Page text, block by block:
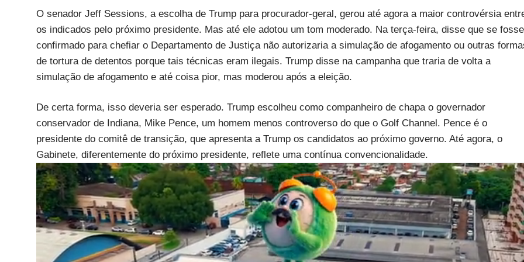
O senador Jeff Sessions, a escolha de Trump para procurador-geral, gerou até agora a maior controvérsia
os indicados pelo próximo presidente. Mas até ele adotou um tom moderado. Na terça-feira, disse que se fosse
confirmado para chefiar o Departamento de Justiça não autorizaria a simulação de afogamento ou outras
de tortura de detentos porque tais técnicas eram ilegais. Trump disse na campanha que traria de volta a
simulação de afogamento e até coisa pior, mas moderou após a eleição.
De certa forma, isso deveria ser esperado. Trump escolheu como companheiro de chapa o governador
conservador de Indiana, Mike Pence, um homem menos controverso do que o Golf Channel. Pence é o
presidente do comitê de transição, que apresenta a Trump os candidatos ao próximo governo. Até agora, o
Gabinete, diferentemente do próximo presidente, reflete uma contínua convencionalidade.